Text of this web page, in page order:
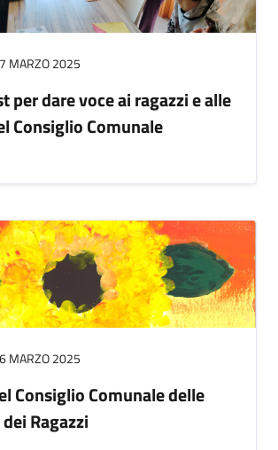
7 MARZO 2025
per dare voce ai ragazzi e alle
Consiglio Comunale
6 MARZO 2025
Consiglio Comunale delle
Ragazzi